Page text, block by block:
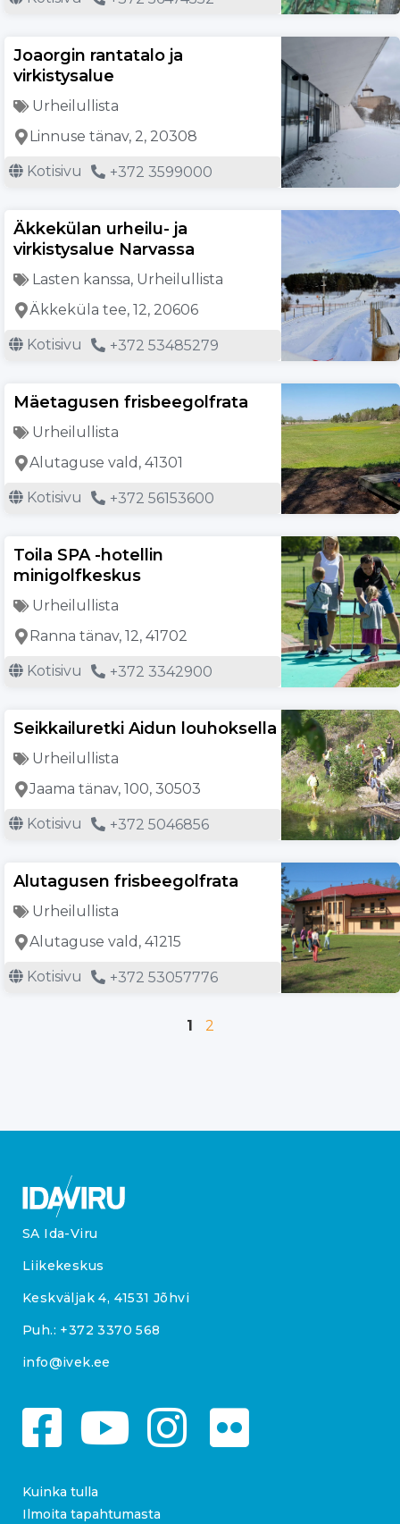
Joaorgin rantatalo ja
virkistysalue
Urheilullista
Linnuse tänav, 2, 20308
Kotisivu +372 3599000
Äkkekülan urheilu- ja
virkistysalue Narvassa
Lasten kanssa, Urheilullista
Äkkeküla tee, 12, 20606
Kotisivu +372 53485279
Mäetagusen frisbeegolfrata
Urheilullista
Alutaguse vald, 41301
Kotisivu +372 56153600
Toila SPA -hotellin
minigolfkeskus
Urheilullista
Ranna tänav, 12, 41702
Kotisivu +372 3342900
Seikkailuretki Aidun louhoksella
Urheilullista
Jaama tänav, 100, 30503
Kotisivu +372 5046856
Alutagusen frisbeegolfrata
Urheilullista
Alutaguse vald, 41215
Kotisivu +372 53057776
1 2
SA Ida-Viru
Liikekeskus
Keskväljak 4, 41531 Jõhvi
Puh.: +372 3370 568
info@ivek.ee
Kuinka tulla
Ilmoita tapahtumasta